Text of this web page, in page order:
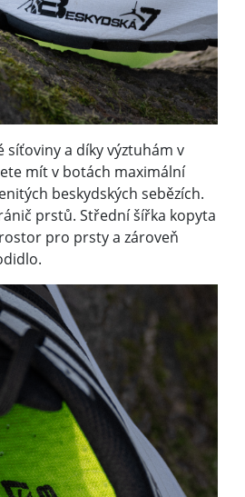
síťoviny a díky výztuhám v
mít v botách maximální
beskydských sebězích.
prstů. Střední šířka kopyta
pro prsty a zároveň